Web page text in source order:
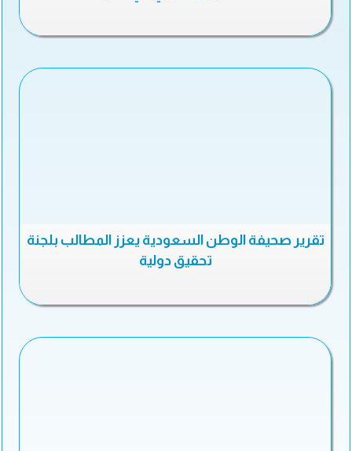
تقرير صحيفة الوطن السعودية يعزز المطالب بلجنة
تحقيق دولية